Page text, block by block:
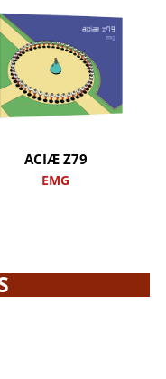
ACIÆ Z79
EMG